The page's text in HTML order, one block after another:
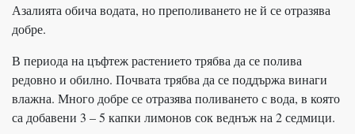
Азалията обича водата, но преполиването не й се отразява
добре.
В периода на цъфтеж растението трябва да се полива
редовно и обилно. Почвата трябва да се поддържа винаги
влажна. Много добре се отразява поливането с вода, в която
са добавени 3 – 5 капки лимонов сок веднъж на 2 седмици.